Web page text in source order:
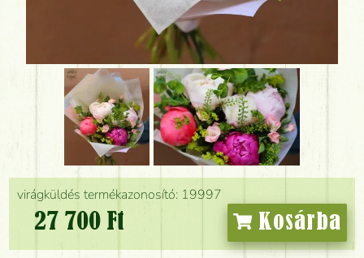
virágküldés termékazonosító: 19997
27 700 Ft Kosárba